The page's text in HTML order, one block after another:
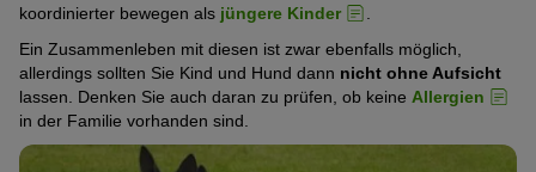
koordinierter bewegen als jüngere Kinder
Ein Zusammenleben mit diesen ist zwar ebenfalls möglich,
allerdings sollten Sie Kind und Hund dann nicht ohne Aufsicht
lassen. Denken Sie auch daran zu prüfen, ob keine Allergien
in der Familie vorhanden sind.